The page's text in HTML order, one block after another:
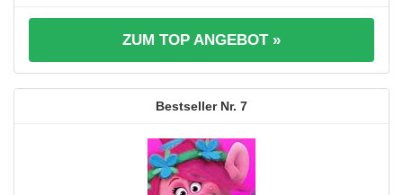
ZUM TOP ANGEBOT »
7